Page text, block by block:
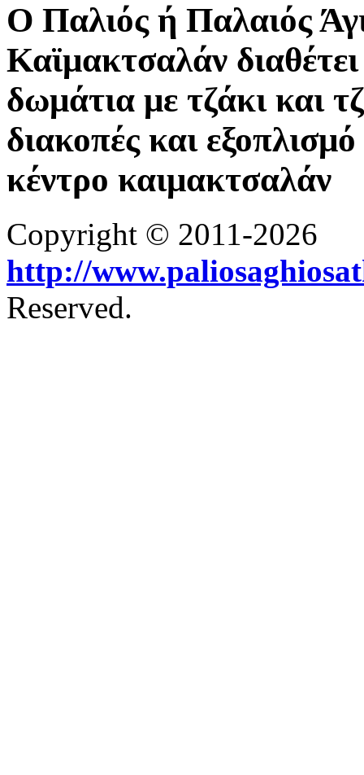
Ο Παλιός ή Παλαιός
Καϊμακτσαλάν
δωμάτια με τζάκι και
διακοπές και
κέντρο καιμακτσαλάν
Copyright © 2011-2026
http://
Reserved.